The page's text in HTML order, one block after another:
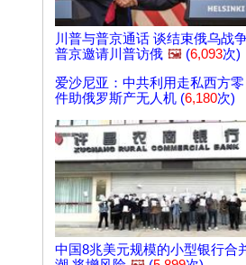
川普与普京通话 谈结束俄乌战
普京邀请川普访俄 🖼️ (6,093次)
爱沙尼亚：中共利用走私西方零
件助俄罗斯产无人机 (6,180次)
中国8兆美元规模的小型银行合